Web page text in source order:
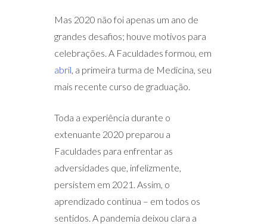
Mas 2020 não foi apenas um ano de
grandes desafios; houve motivos para
celebrações. A Faculdades formou, em
abril, a primeira turma de Medicina, seu
mais recente curso de graduação.
Toda a experiência durante o
extenuante 2020 preparou a
Faculdades para enfrentar as
adversidades que, infelizmente,
persistem em 2021. Assim, o
aprendizado continua – em todos os
sentidos. A pandemia deixou clara a